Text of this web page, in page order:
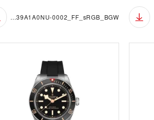
M7939A1A0NU-0002_FF_sRGB_BGW